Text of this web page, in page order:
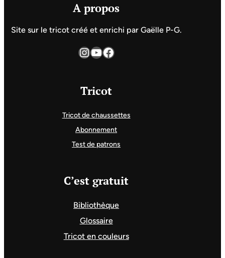
A propos
Site sur le tricot créé et enrichi par Gaëlle P-G.
InstagramYouTube Facebook
Tricot
Tricot de chaussettes
Abonnement
Test de patrons
C’est gratuit
Bibliothèque
Glossaire
Tricot en couleurs